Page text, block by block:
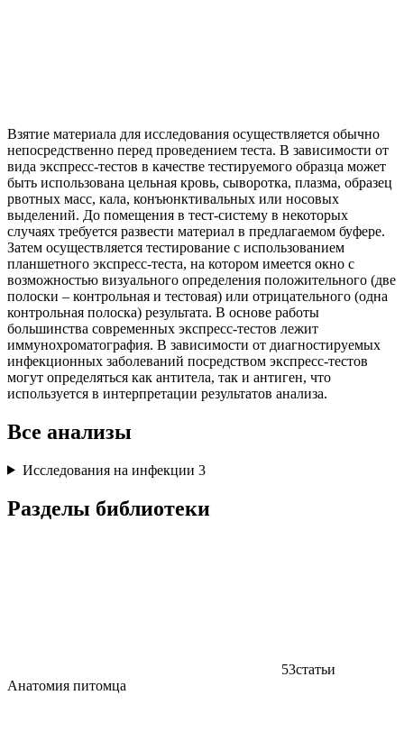
Взятие материала для исследования осуществляется обычно
непосредственно перед проведением теста. В зависимости от
вида экспресс-тестов в качестве тестируемого образца может
быть использована цельная кровь, сыворотка, плазма, образец
рвотных масс, кала, конъюнктивальных или носовых
выделений. До помещения в тест-систему в некоторых
случаях требуется развести материал в предлагаемом буфере.
Затем осуществляется тестирование с использованием
планшетного экспресс-теста, на котором имеется окно с
возможностью визуального определения положительного (две
полоски – контрольная и тестовая) или отрицательного (одна
контрольная полоска) результата. В основе работы
большинства современных экспресс-тестов лежит
иммунохроматография. В зависимости от диагностируемых
инфекционных заболеваний посредством экспресс-тестов
могут определяться как антитела, так и антиген, что
используется в интерпретации результатов анализа.
Все анализы
Исследования на инфекции 3
Разделы библиотеки
53статьи
Анатомия питомца